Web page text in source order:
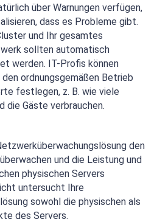
über Warnungen verfügen,
dass es Probleme gibt.
und Ihr gesamtes
sollten automatisch
werden. IT-Profis können
ordnungsgemäßen Betrieb
festlegen, z. B. wie viele
die Gäste verbrauchen.
den
und die Leistung und
physischen Servers
untersucht Ihre
sowohl die physischen als
des Servers.